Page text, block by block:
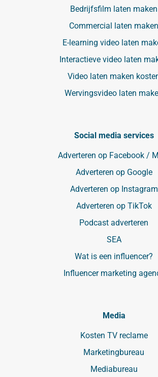
Bedrijfsfilm laten maken
Commercial laten maken
E-learning video laten
Interactieve video laten
Video laten maken
Wervingsvideo laten
Social media services
Adverteren op Facebook /
Adverteren op Google
Adverteren op Instagram
Adverteren op TikTok
Podcast adverteren
SEA
Wat is een influencer?
Influencer marketing
Media
Kosten TV reclame
Marketingbureau
Mediabureau